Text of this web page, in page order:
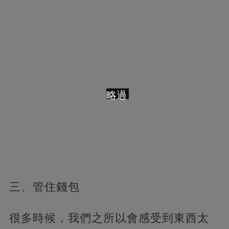
三、管住錢包
很多時候，我們之所以會感受到東西太
略過